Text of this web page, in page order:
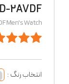
2AVDF
Men's Watch
انتخاب رنگ :